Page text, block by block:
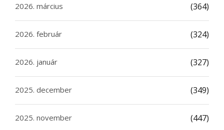
2026. március (364)
2026. február (324)
2026. január (327)
2025. december (349)
2025. november (447)